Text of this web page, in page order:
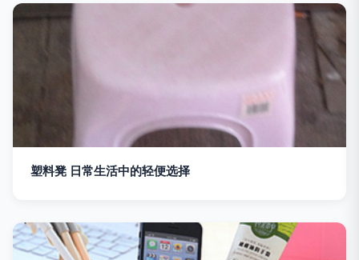
塑料凳 日常生活中的轻便选择